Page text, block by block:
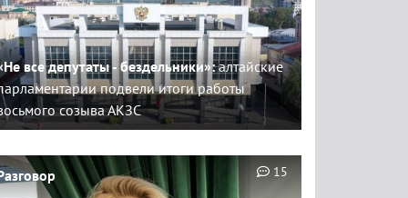
все депутаты - бездельники»:алтайские
подвели итоги работы
созыва АКЗС
15